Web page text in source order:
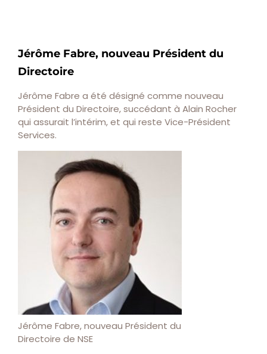
Jérôme Fabre, nouveau Président du
Directoire
Jérôme Fabre a été désigné comme nouveau
Président du Directoire, succédant à Alain Rocher
qui assurait l’intérim, et qui reste Vice-Président
Services.
Jérôme Fabre, nouveau Président du
Directoire de NSE